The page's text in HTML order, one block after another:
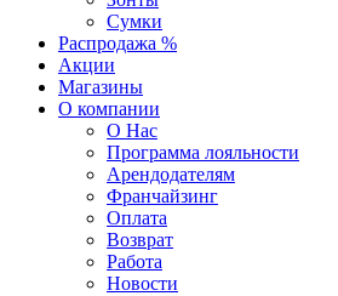
Сумки
Распродажа %
Акции
Магазины
О компании
О Нас
Программа лояльности
Арендодателям
Франчайзинг
Оплата
Возврат
Работа
Новости